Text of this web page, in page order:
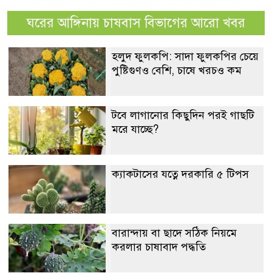
ঘরের আঙ্গিনায় চাষবাস বিভাগের আরো খবর
হলুদ ফুলকপি: সাদা ফুলকপির চেয়ে
পুষ্টিগুণও বেশি, চাষে খরচও কম
টবে লাগানোর কিছুদিন পরই গাছটি
মরে যাচ্ছে?
ক্যাকটাসের যত্নে দরকারি ৫ টিপস
বারান্দায় বা ছাদে সঠিক নিয়মে
করলার চাষাবাদ পদ্ধতি